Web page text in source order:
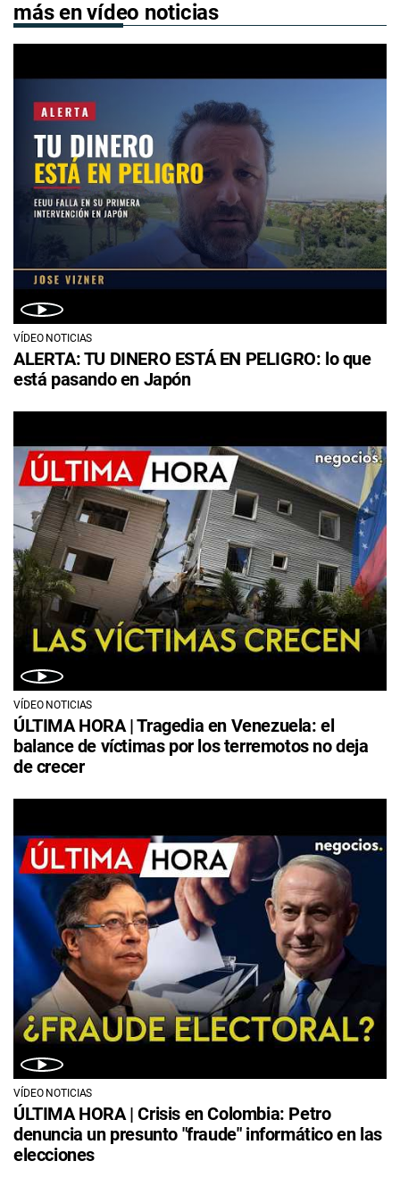
más en vídeo noticias
VÍDEO NOTICIAS
ALERTA: TU DINERO ESTÁ EN PELIGRO: lo que
está pasando en Japón
VÍDEO NOTICIAS
ÚLTIMA HORA | Tragedia en Venezuela: el
balance de víctimas por los terremotos no deja
de crecer
VÍDEO NOTICIAS
ÚLTIMA HORA | Crisis en Colombia: Petro
denuncia un presunto "fraude" informático en las
elecciones